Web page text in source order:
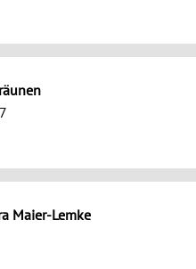
Maier-Lemke